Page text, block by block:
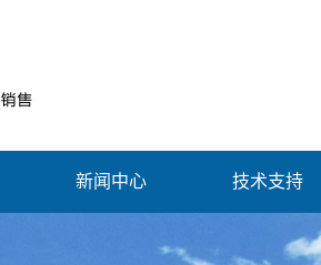
新闻中心 技术支持